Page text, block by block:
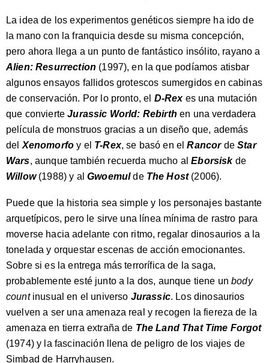
La idea de los experimentos genéticos siempre ha ido de
la mano con la franquicia desde su misma concepción,
pero ahora llega a un punto de fantástico insólito, rayano a
Alien: Resurrection (1997), en la que podíamos atisbar
algunos ensayos fallidos grotescos sumergidos en cabinas
de conservación. Por lo pronto, el D-Rexes una mutación
que convierteJurassic World: Rebirth en una verdadera
película de monstruos gracias a un diseño que, además
del Xenomorfo y el T-Rex, se basó en elRancordeStar
Wars, aunque también recuerda mucho alEborsiskde
Willow(1988) y alGwoemulde The Host(2006).
Puede que la historia sea simple y los personajes bastante
arquetípicos, pero le sirve una línea mínima de rastro para
moverse hacia adelante con ritmo, regalar dinosaurios a la
tonelada y orquestar escenas de acción emocionantes.
Sobre si es la entrega más terrorífica de la saga,
probablemente esté junto a la dos, aunque tiene unbody
countinusual en el universo Jurassic. Los dinosaurios
vuelven a ser una amenaza real y recogen la fiereza de la
amenaza en tierra extraña de The Land That Time Forgot
(1974) y la fascinación llena de peligro de los viajes de
Simbad de Harryhausen.